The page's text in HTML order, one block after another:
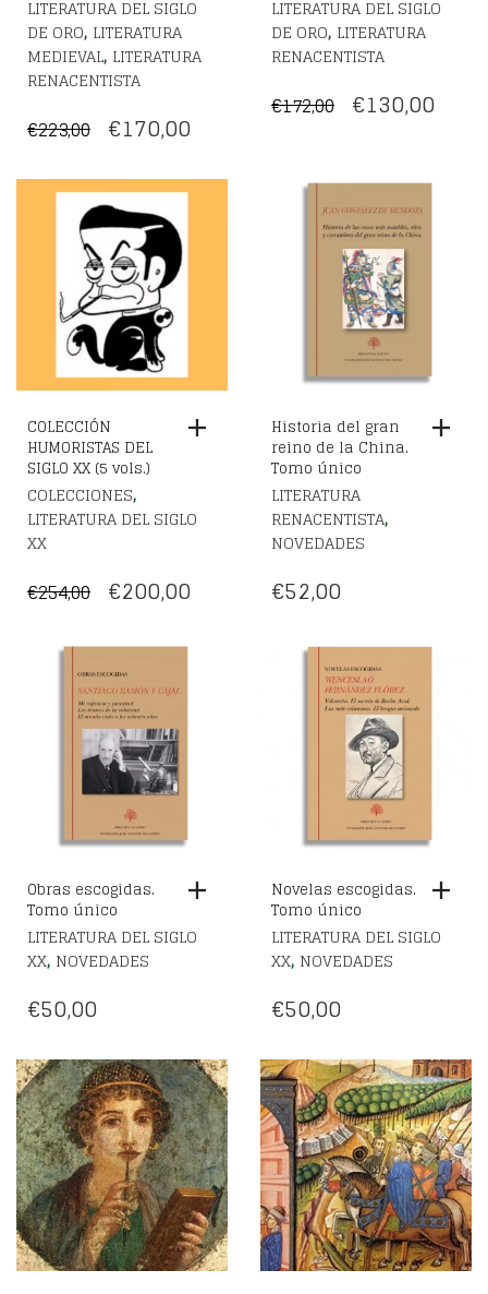
LITERATURA DEL SIGLO
DE ORO, LITERATURA
MEDIEVAL, LITERATURA
RENACENTISTA
€223,00 EL
ORIGINAL
ERA:
€223,00.
€170,00
ACTUAL
LITERATURA DEL SIGLO
DE ORO, LITERATURA
RENACENTISTA
€172,00 EL
ERA:
€172,00.
€130,00
COLECCIÓN
HUMORISTAS DEL
SIGLO XX (5 vols.)
COLECCIONES,
LITERATURA DEL SIGLO
XX
€254,00 EL
ORIGINAL
ERA:
€254,00.
€200,00
Historia del gran
reino de la China.
Tomo único
LITERATURA
RENACENTISTA,
NOVEDADES
€52,00
Obras escogidas.
Tomo único
LITERATURA DEL SIGLO
XX, NOVEDADES
€50,00
Novelas escogidas.
Tomo único
LITERATURA DEL SIGLO
XX, NOVEDADES
€50,00